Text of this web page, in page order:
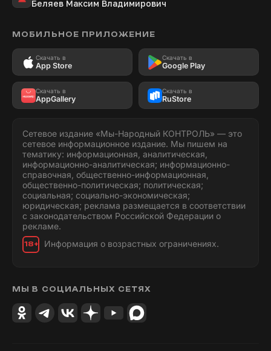
Беляев Максим Владимирович
МОБИЛЬНОЕ ПРИЛОЖЕНИЕ
Скачать в
App Store
Скачать в
Google Play
Скачать в
AppGallery
Скачать в
RuStore
Сетевое издание «Мы-Народный КОНТРОЛЬ» — это
сетевое информационное издание. Мы пишем на
тематику: информационная, аналитическая,
информационно-аналитическая; информационно-
справочная, общественно-информационная,
общественно-политическая; политическая;
социальная; социально-экономическая;
юридическая; реклама размещается в соответствии
с законодательством Российской Федерации о
рекламе.
18+ Информация о возрастных ограничениях.
МЫ В СОЦИАЛЬНЫХ СЕТЯХ